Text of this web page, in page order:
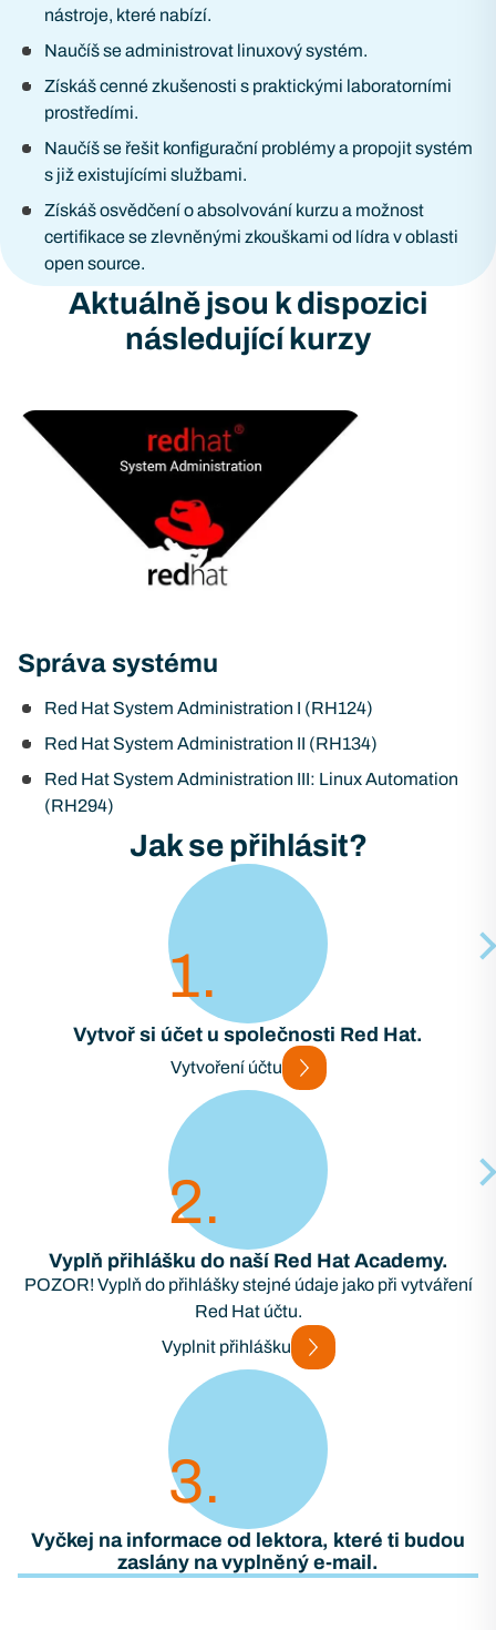
nástroje, které nabízí.
Naučíš se administrovat linuxový systém.
Získáš cenné zkušenosti s praktickými laboratorními
prostředími.
Naučíš se řešit konfigurační problémy a propojit systém
s již existujícími službami.
Získáš osvědčení o absolvování kurzu a možnost
certifikace se zlevněnými zkouškami od lídra v oblasti
open source.
Aktuálně jsou k dispozici
následující kurzy
Správa systému
Red Hat System Administration I (RH124)
Red Hat System Administration II (RH134)
Red Hat System Administration III: Linux Automation
(RH294)
Jak se přihlásit?
1
Vytvoř si účet u společnosti Red Hat.
Vytvoření účtu
2
Vyplň přihlášku do naší Red Hat Academy.
POZOR! Vyplň do přihlášky stejné údaje jako při vytváření
Red Hat účtu.
Vyplnit přihlášku
3
Vyčkej na informace od lektora, které ti budou
zaslány na vyplněný e-mail.